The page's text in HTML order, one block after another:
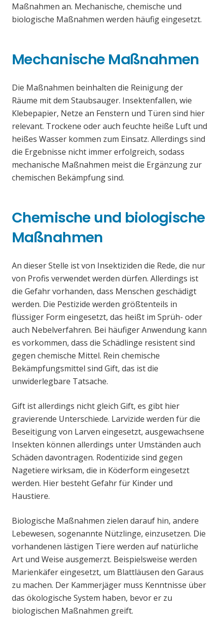
Maßnahmen an. Mechanische, chemische und
biologische Maßnahmen werden häufig eingesetzt.
Mechanische Maßnahmen
Die Maßnahmen beinhalten die Reinigung der
Räume mit dem Staubsauger. Insektenfallen, wie
Klebepapier, Netze an Fenstern und Türen sind hier
relevant. Trockene oder auch feuchte heiße Luft und
heißes Wasser kommen zum Einsatz. Allerdings sind
die Ergebnisse nicht immer erfolgreich, sodass
mechanische Maßnahmen meist die Ergänzung zur
chemischen Bekämpfung sind.
Chemische und biologische
Maßnahmen
An dieser Stelle ist von Insektiziden die Rede, die nur
von Profis verwendet werden dürfen. Allerdings ist
die Gefahr vorhanden, dass Menschen geschädigt
werden. Die Pestizide werden größtenteils in
flüssiger Form eingesetzt, das heißt im Sprüh- oder
auch Nebelverfahren. Bei häufiger Anwendung kann
es vorkommen, dass die Schädlinge resistent sind
gegen chemische Mittel. Rein chemische
Bekämpfungsmittel sind Gift, das ist die
unwiderlegbare Tatsache.
Gift ist allerdings nicht gleich Gift, es gibt hier
gravierende Unterschiede. Larvizide werden für die
Beseitigung von Larven eingesetzt, ausgewachsene
Insekten können allerdings unter Umständen auch
Schäden davontragen. Rodentizide sind gegen
Nagetiere wirksam, die in Köderform eingesetzt
werden. Hier besteht Gefahr für Kinder und
Haustiere.
Biologische Maßnahmen zielen darauf hin, andere
Lebewesen, sogenannte Nützlinge, einzusetzen. Die
vorhandenen lästigen Tiere werden auf natürliche
Art und Weise ausgemerzt. Beispielsweise werden
Marienkäfer eingesetzt, um Blattläusen den Garaus
zu machen. Der Kammerjäger muss Kenntnisse über
das ökologische System haben, bevor er zu
biologischen Maßnahmen greift.